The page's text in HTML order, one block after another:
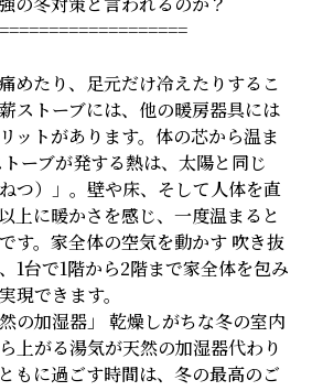
めたり、足元だけ冷えたりするこ
ストーブには、他の暖房器具には
ットがあります。体の芯から温ま
ーブが発する熱は、太陽と同じ
つ）」。壁や床、そして人体を直
上に暖かさを感じ、一度温まると
す。家全体の空気を動かす 吹き抜
1台で1階から2階まで家全体を包み
現できます。
の加湿器」 乾燥しがちな冬の室内
上がる湯気が天然の加湿器代わり
もに過ごす時間は、冬の最高のご